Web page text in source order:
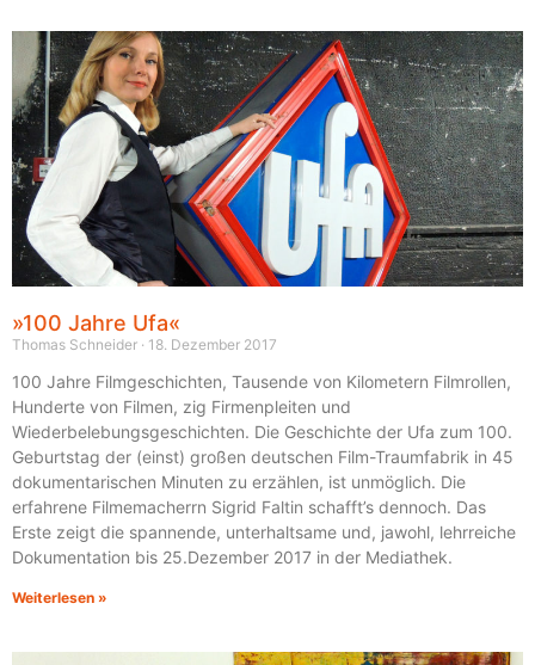
»100 Jahre Ufa«
Thomas Schneider 18. Dezember 2017
100 Jahre Filmgeschichten, Tausende von Kilometern Filmrollen,
Hunderte von Filmen, zig Firmenpleiten und
Wiederbelebungsgeschichten. Die Geschichte der Ufa zum 100.
Geburtstag der (einst) großen deutschen Film-Traumfabrik in 45
dokumentarischen Minuten zu erzählen, ist unmöglich. Die
erfahrene Filmemacherrn Sigrid Faltin schafft’s dennoch. Das
Erste zeigt die spannende, unterhaltsame und, jawohl, lehrreiche
Dokumentation bis 25.Dezember 2017 in der Mediathek.
Weiterlesen »